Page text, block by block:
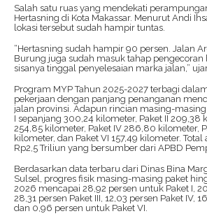
Salah satu ruas yang mendekati
Hertasning di Kota Makassar. Menurut Andi
lokasi tersebut sudah hampir tuntas.
“Hertasning sudah hampir 90 persen. Jalan
Burung juga sudah masuk tahap pengecoran
sisanya tinggal penyelesaian marka jalan,”
Program MYP Tahun 2025-2027 terbagi
pekerjaan dengan panjang penanganan
jalan provinsi. Adapun rincian masing-
I sepanjang 300,24 kilometer, Paket II 209,38
254,85 kilometer, Paket IV 286,80 kilometer,
kilometer, dan Paket VI 157,49 kilometer.
Rp2,5 Triliun yang bersumber dari APBD
Berdasarkan data terbaru dari Dinas Bina
Sulsel, progres fisik masing-masing paket
2026 mencapai 28,92 persen untuk Paket I,
28,31 persen Paket III, 12,03 persen Paket IV,
dan 0,96 persen untuk Paket VI.